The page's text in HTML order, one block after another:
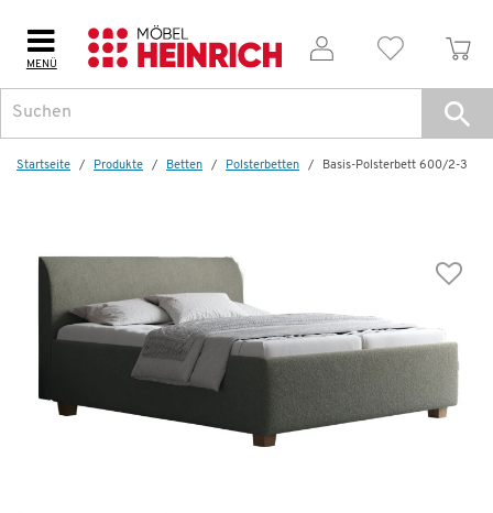
MENÜ
Startseite Produkte Betten Polsterbetten Basis-Polsterbett 600/2-3